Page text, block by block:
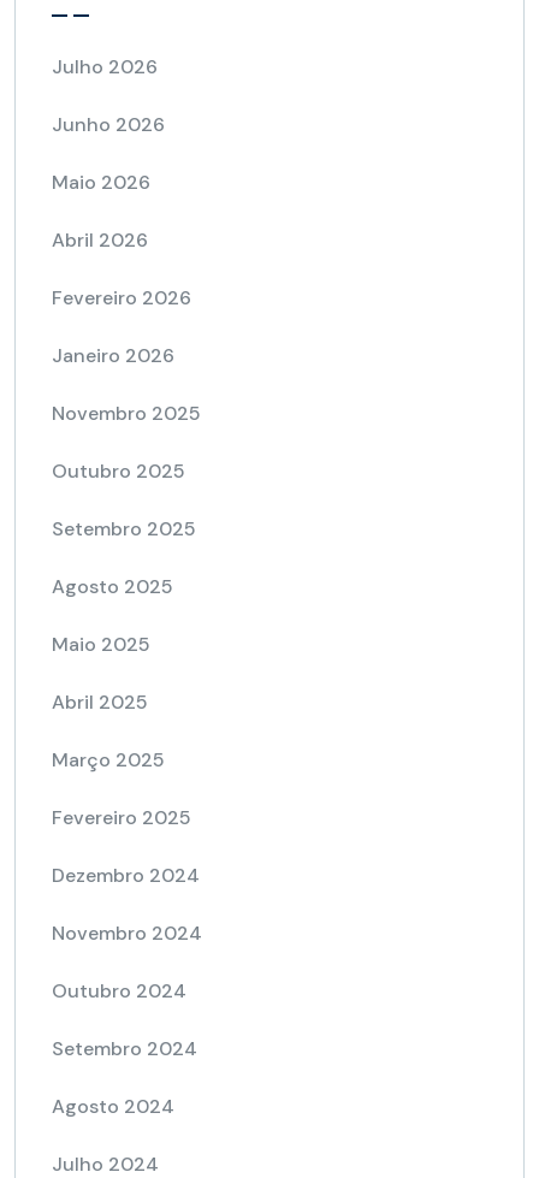
Julho 2026
Junho 2026
Maio 2026
Abril 2026
Fevereiro 2026
Janeiro 2026
Novembro 2025
Outubro 2025
Setembro 2025
Agosto 2025
Maio 2025
Abril 2025
Março 2025
Fevereiro 2025
Dezembro 2024
Novembro 2024
Outubro 2024
Setembro 2024
Agosto 2024
Julho 2024